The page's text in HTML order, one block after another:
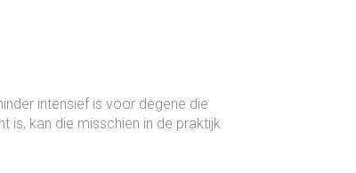
intensief is voor degene die
is, kan die misschien in de praktijk